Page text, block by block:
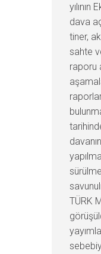
dava
tiner,
sahte
raporu
TÜRK